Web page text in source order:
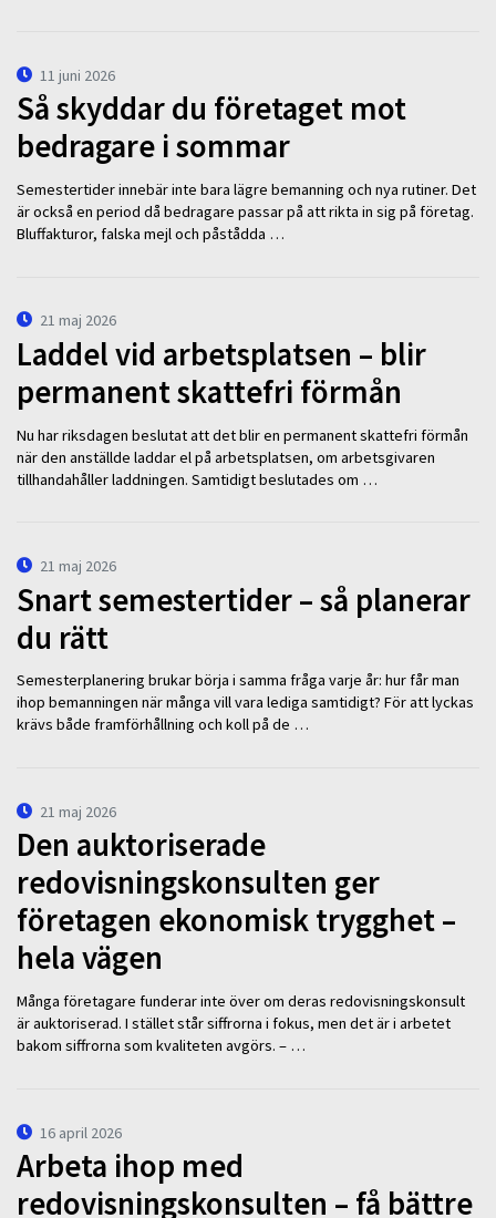
11 juni 2026
Så skyddar du företaget mot
bedragare i sommar
Semestertider innebär inte bara lägre bemanning och nya rutiner. Det
är också en period då bedragare passar på att rikta in sig på företag.
Bluffakturor, falska mejl och påstådda …
21 maj 2026
Laddel vid arbetsplatsen – blir
permanent skattefri förmån
Nu har riksdagen beslutat att det blir en permanent skattefri förmån
när den anställde laddar el på arbetsplatsen, om arbetsgivaren
tillhandahåller laddningen. Samtidigt beslutades om …
21 maj 2026
Snart semestertider – så planerar
du rätt
Semesterplanering brukar börja i samma fråga varje år: hur får man
ihop bemanningen när många vill vara lediga samtidigt? För att lyckas
krävs både framförhållning och koll på de …
21 maj 2026
Den auktoriserade
redovisningskonsulten ger
företagen ekonomisk trygghet –
hela vägen
Många företagare funderar inte över om deras redovisningskonsult
är auktoriserad. I stället står siffrorna i fokus, men det är i arbetet
bakom siffrorna som kvaliteten avgörs. – …
16 april 2026
Arbeta ihop med
redovisningskonsulten – få bättre